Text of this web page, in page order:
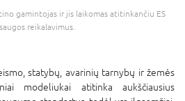
gamintojas ir jis laikomas atitinkančiu ES
reikalavimus.
statybų, avarinių tarnybų ir žemės
modeliukai atitinka aukščiausius